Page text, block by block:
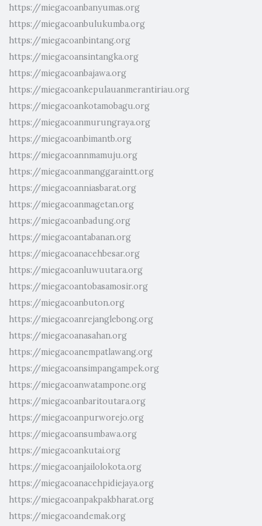
https://miegacoanbanyumas.org
https://miegacoanbulukumba.org
https://miegacoanbintang.org
https://miegacoansintangka.org
https://miegacoanbajawa.org
https://miegacoankepulauanmerantiriau.org
https://miegacoankotamobagu.org
https://miegacoanmurungraya.org
https://miegacoanbimantb.org
https://miegacoannmamuju.org
https://miegacoanmanggaraintt.org
https://miegacoanniasbarat.org
https://miegacoanmagetan.org
https://miegacoanbadung.org
https://miegacoantabanan.org
https://miegacoanacehbesar.org
https://miegacoanluwuutara.org
https://miegacoantobasamosir.org
https://miegacoanbuton.org
https://miegacoanrejanglebong.org
https://miegacoanasahan.org
https://miegacoanempatlawang.org
https://miegacoansimpangampek.org
https://miegacoanwatampone.org
https://miegacoanbaritoutara.org
https://miegacoanpurworejo.org
https://miegacoansumbawa.org
https://miegacoankutai.org
https://miegacoanjailolokota.org
https://miegacoanacehpidiejaya.org
https://miegacoanpakpakbharat.org
https://miegacoandemak.org